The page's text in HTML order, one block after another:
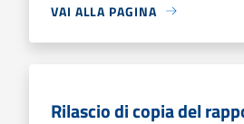
VAI ALLA PAGINA
Rilascio di copia del